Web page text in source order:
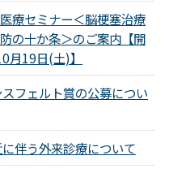
療セミナー＜脳梗塞治療
の十か条＞のご案内【開
月19日(土)】
フェルト賞の公募につい
伴う外来診療について